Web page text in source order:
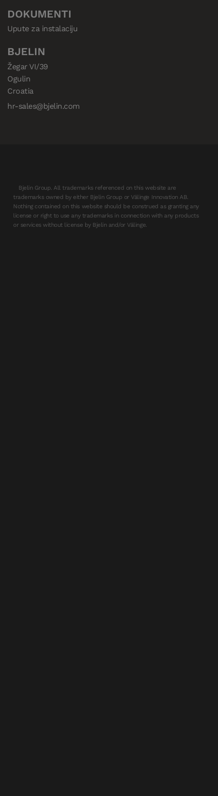
DOKUMENTI
Upute za instalaciju
BJELIN
Žegar VI/39
Ogulin
Croatia
hr-sales@bjelin.com
Bjelin Group. All trademarks referenced on this website are
trademarks owned by either Bjelin Group or Välinge Innovation AB.
Nothing contained on this website should be construed as granting any
license or right to use any trademarks in connection with any products
or services without license by Bjelin and/or Välinge.